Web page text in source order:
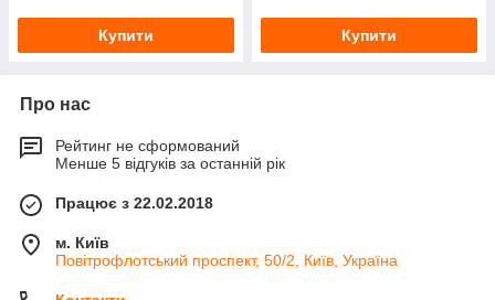
Купити Купити
Про нас
Рейтинг не сформований
Менше 5 відгуків за останній рік
Працює з 22.02.2018
м. Київ
Повітрофлотський проспект, 50/2, Київ, Україна